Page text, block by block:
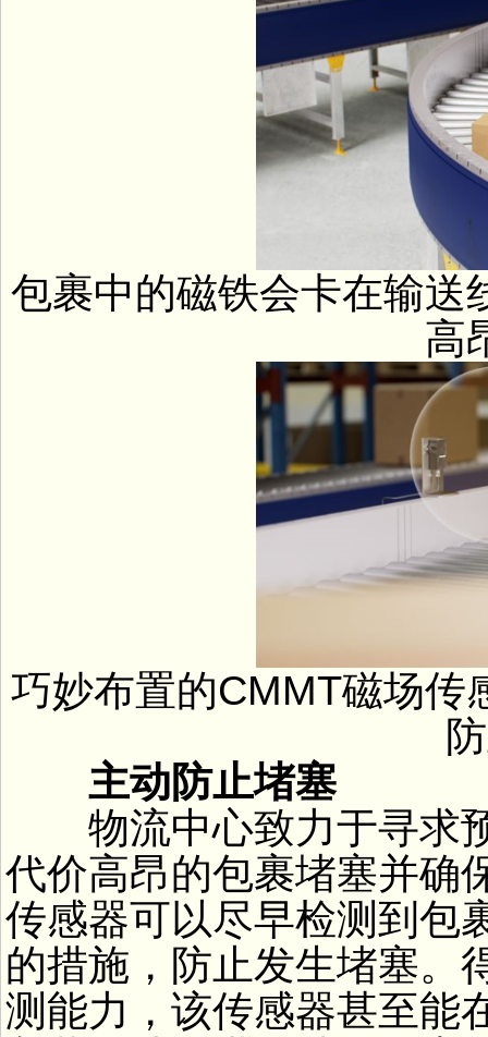
包裹中的磁铁会卡在输送
高
巧妙布置的CMMT磁场传
主动防止堵塞
物流中心致力于寻求预
代价高昂的包裹堵塞并确
传感器可以尽早检测到包
的措施，防止发生堵塞。
测能力，该传感器甚至能